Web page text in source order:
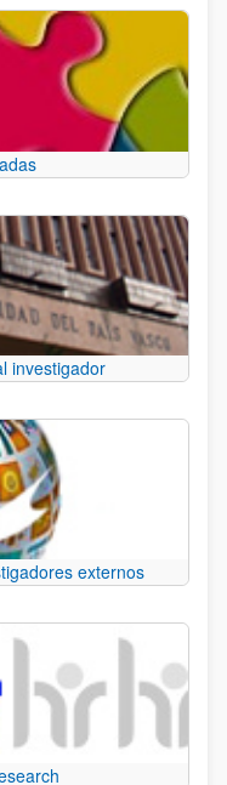
investigador
externos